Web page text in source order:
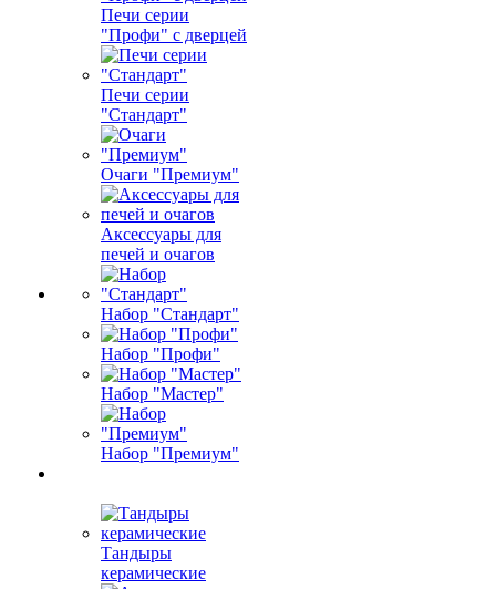
Печи серии
"Профи" с дверцей
Печи серии
"Стандарт"
Очаги "Премиум"
Аксессуары для
печей и очагов
Набор "Стандарт"
Набор "Профи"
Набор "Мастер"
Набор "Премиум"
Тандыры
керамические